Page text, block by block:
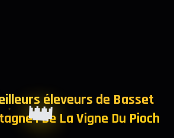
éleveurs de Basset
: De La Vigne Du Pioch
👑
✦